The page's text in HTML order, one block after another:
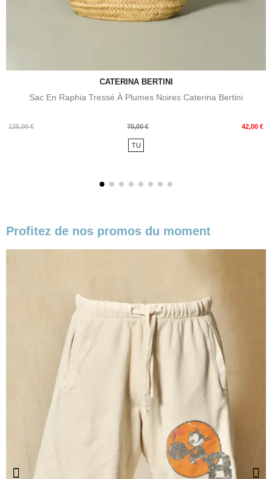
CATERINA BERTINI
Sac En Raphia Tressé À Plumes Noires Caterina Bertini
125,00 €
Prix
70,00 € 42,00 €
Prix
TU
Profitez de nos promos du moment